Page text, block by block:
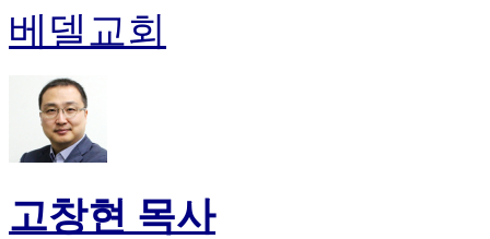
베델교회
고창현 목사